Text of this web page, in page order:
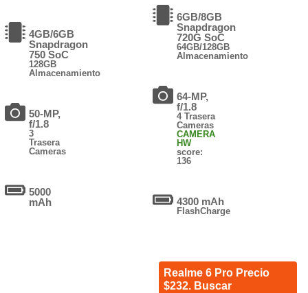
4GB/6GB
Snapdragon
750 SoC
128GB
Almacenamiento
50-MP,
f/1.8
3
Trasera
Cameras
5000
mAh
6GB/8GB
Snapdragon
720G SoC
64GB/128GB
Almacenamiento
64-MP,
f/1.8
4 Trasera
Cameras
CAMERA
HW
score:
136
4300 mAh
FlashCharge
Realme 6 Pro Precio
$232. Buscar